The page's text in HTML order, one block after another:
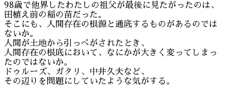
98歳で他界したわたしの祖父が最後に見たがったのは、
田植え前の稲の苗だった。
そこにも、人間存在の根源と通底するものがあるのでは
ないか。
人間が土地から引っぺがされたとき、
人間存在の根底において、なにかが大きく変ってしまっ
たのではないか。
ドゥルーズ、ガタリ、中井久夫など、
その辺りを問題にしていたような気がする。